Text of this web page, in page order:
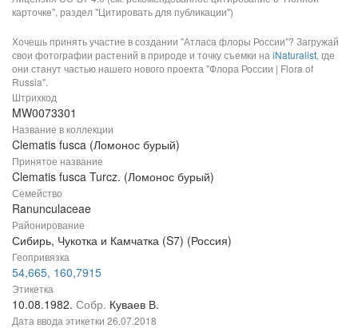
карточке", раздел "Цитировать для публикации")
Хочешь принять участие в создании "Атласа флоры России"? Загружай
свои фотографии растений в природе и точку съемки на iNaturalist, где
они станут частью нашего нового проекта "Флора России | Flora of
Russia".
Штрихкод
MW0073301
Название в коллекции
Clematis fusca (Ломонос бурый)
Принятое название
Clematis fusca Turcz. (Ломонос бурый)
Семейство
Ranunculaceae
Районирование
Сибирь, Чукотка и Камчатка (S7) (Россия)
Геопривязка
54,665, 160,7915
Этикетка
10.08.1982. Собр. Куваев В.
Дата ввода этикетки 26.07.2018